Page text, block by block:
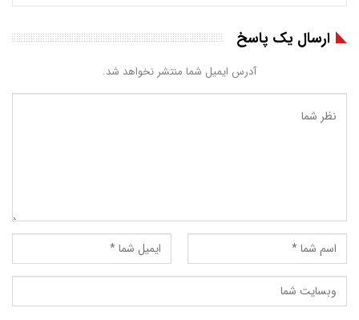
ارسال یک پاسخ
آدرس ایمیل شما منتشر نخواهد شد.